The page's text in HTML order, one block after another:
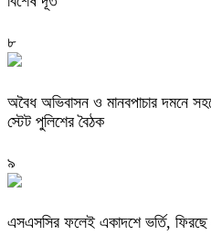
৮
অবৈধ অভিবাসন ও মানবপাচার দমনে
স্টেট পুলিশের বৈঠক
৯
এসএসসির ফলেই একাদশে ভর্তি, ফিরছে